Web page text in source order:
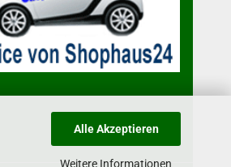
Alle Akzeptieren
Weitere Informationen